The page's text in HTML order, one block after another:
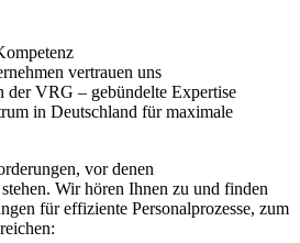
vertrauen uns
der VRG – gebündelte Expertise
in Deutschland für maximale
vor denen
Wir hören Ihnen zu und finden
für effiziente Personalprozesse, zum